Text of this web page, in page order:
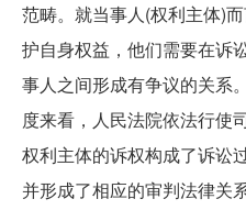
范畴。就当事人(权利主体)
护自身权益，他们需要在诉
事人之间形成有争议的关系
度来看，人民法院依法行使
权利主体的诉权构成了诉讼
并形成了相应的审判法律关